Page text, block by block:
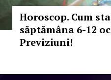
Horoscop. Cum
săptămâna 6-12
Previziuni!